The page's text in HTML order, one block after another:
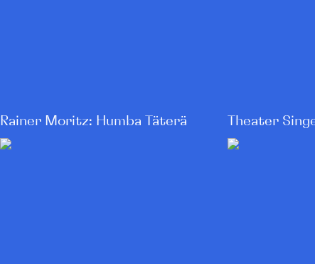
Rainer Moritz: Humba Täterä Theater